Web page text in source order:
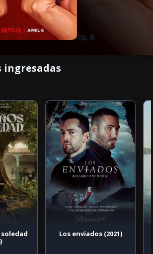
ingresadas
soledad
Los enviados (2021)